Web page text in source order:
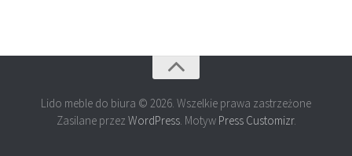
Lido meble do biura © 2026. Wszelkie prawa zastrzeżone
Zasilane przez WordPress. Motyw Press Customizr.